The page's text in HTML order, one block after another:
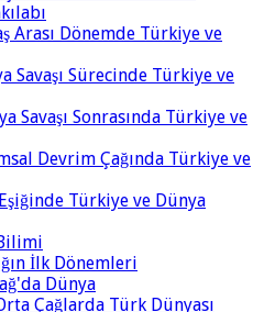
Arası Dönemde Türkiye ve
Savaşı Sürecinde Türkiye ve
Savaşı Sonrasında Türkiye ve
Devrim Çağında Türkiye ve
Türkiye ve Dünya
İlk Dönemleri
Dünya
Çağlarda Türk Dünyası